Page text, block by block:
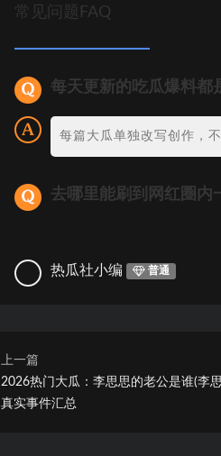
常见问题FAQ
每天更新的吃瓜爆料都
每篇大瓜单独改写创作，
去哪里能刷到网红圈内
热瓜社小编 普通
上一篇
2026热门大瓜：李思思的老公是谁(李
真实事件汇总